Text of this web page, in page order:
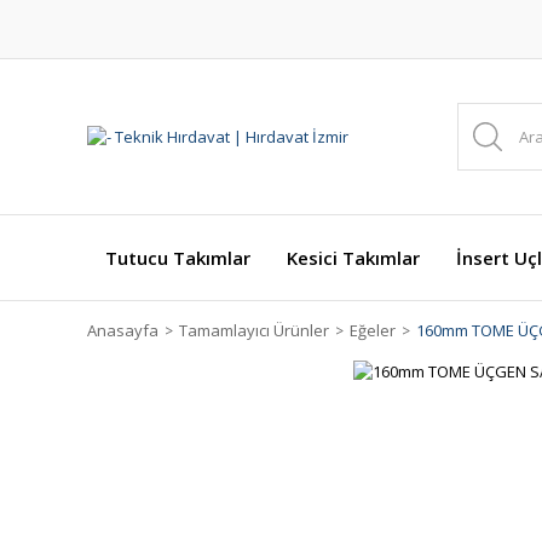
Tutucu Takımlar Kesici Takımlar İnsert
Anasayfa Tamamlayıcı Ürünler Eğeler 160mm TOME